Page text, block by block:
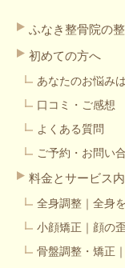
ふなき整骨院の
初めての方へ
あなたのお悩み
口コミ・ご感想
よくある質問
ご予約・お問い
料金とサービス
全身調整｜全身
小顔矯正｜顔の
骨盤調整・矯正